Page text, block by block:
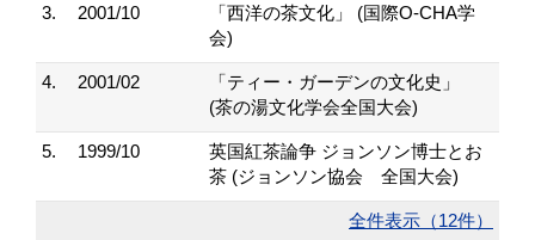
3. 2001/10
「西洋の茶文化」 (国際O-CHA学
会)
4. 2001/02
「ティー・ガーデンの文化史」
(茶の湯文化学会全国大会)
5. 1999/10
英国紅茶論争 ジョンソン博士とお
茶 (ジョンソン協会 全国大会)
全件表示（12件）